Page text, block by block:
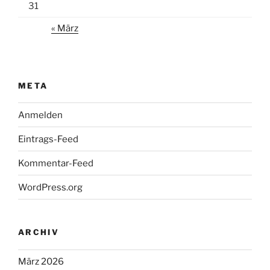
31
« März
META
Anmelden
Eintrags-Feed
Kommentar-Feed
WordPress.org
ARCHIV
März 2026